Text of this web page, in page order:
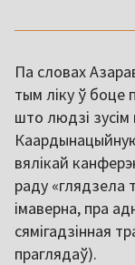
Па словах
тым ліку ў боце
што людзі зусім
вялікай
раду «глядзела
імаверна, пра
сямігадзінная
праглядаў).